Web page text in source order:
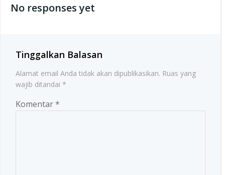
No responses yet
Tinggalkan Balasan
Alamat email Anda tidak akan dipublikasikan. Ruas yang
wajib ditandai *
Komentar*